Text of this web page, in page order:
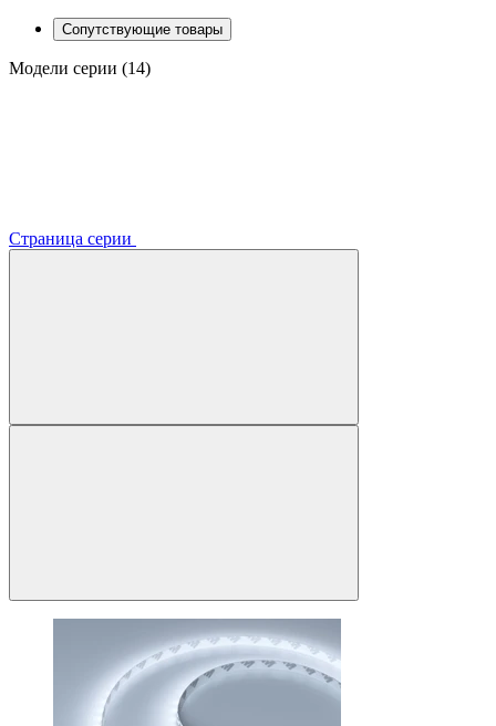
Сопутствующие товары
Модели серии (14)
Страница серии